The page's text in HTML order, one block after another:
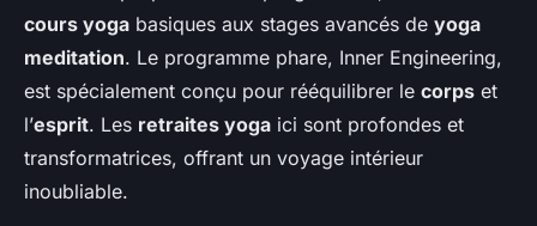
cours yoga basiques aux stages avancés de yoga
meditation. Le programme phare, Inner Engineering,
est spécialement conçu pour rééquilibrer le corps et
l’esprit. Les retraites yoga ici sont profondes et
transformatrices, offrant un voyage intérieur
inoubliable.